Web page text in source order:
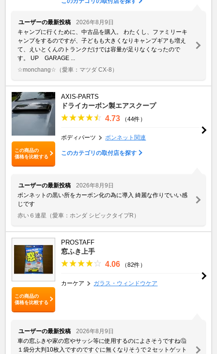
ユーザーの最新投稿
2026年8月9日
キャンプに行くために、中古品を購入。 わたくし、ファミリーキ
ャンプをするのですが、子どもも大きくなりキャンプギアも増え
て、えいとくんのトランクだけでは容量が足りなくなったので
す。 UP GARAGE ...
☆monchang☆ （愛車：マツダ CX-8）
この商品の
価格を比較する
AXIS-PARTS
ドライカーボン製エアスクープ
4.73 （44件）
ボディパーツ ボンネット関連
このカテゴリの取付店を探す
ユーザーの最新投稿
2026年8月9日
ボンネットの黒い所をカーボン化の為に導入 綺麗な作りでいい感
じです
赤い６連星 （愛車：ホンダ シビックタイプR）
この商品の
価格を比較する
PROSTAFF
窓ふき上手
4.06 （82件）
カーケア ガラス・ウィンドウケア
ユーザーの最新投稿
2026年8月9日
車の窓ふきや家の窓やサッシ等に使用するのによさそうですね🤔
１袋分大判10枚入ですのですぐに無くなりそうで２セットゲット